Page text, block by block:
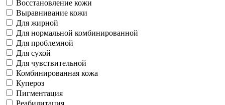
Восстановление кожи
Выравнивание кожи
Для жирной
Для нормальной комбинированной
Для проблемной
Для сухой
Для чувствительной
Комбинированная кожа
Купероз
Пигментация
Реабилитация